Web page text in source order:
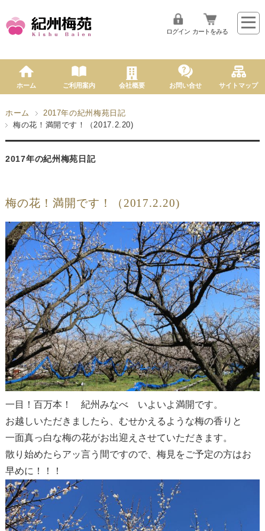
ログイン カートをみる
ホーム ご利用案内 会社概要 お問い合せ サイトマップ
ホーム
2017年の紀州梅苑日記
梅の花！満開です！（2017.2.20)
2017年の紀州梅苑日記
梅の花！満開です！（2017.2.20)
一目！百万本！ 紀州みなべ いよいよ満開です。
お越しいただきましたら、むせかえるような梅の香りと
一面真っ白な梅の花がお出迎えさせていただきます。
散り始めたらアッ言う間ですので、梅見をご予定の方はお
早めに！！！